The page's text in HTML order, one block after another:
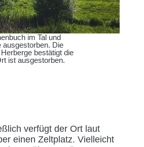
im Tal und
ausgestorben. Die
bestätigt die
ist ausgestorben.
verfügt der Ort laut
einen Zeltplatz. Vielleicht